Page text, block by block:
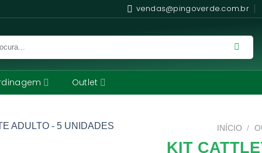
vendas@pingoverde.com.br
Outlet
INÍCIO /
KIT